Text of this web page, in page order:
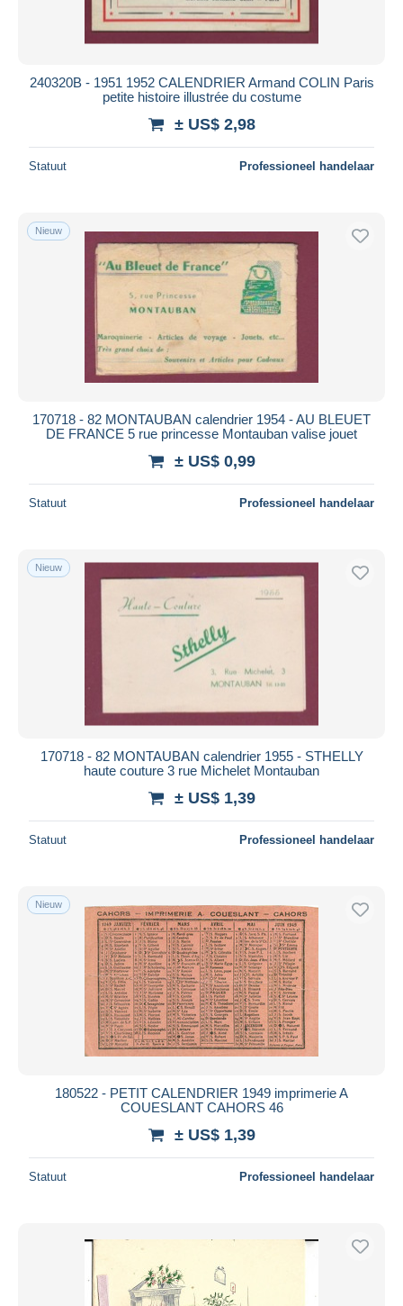
240320B - 1951 1952 CALENDRIER Armand COLIN Paris
petite histoire illustrée du costume
± US$ 2,98
Statuut Professioneel handelaar
Nieuw
170718 - 82 MONTAUBAN calendrier 1954 - AU BLEUET
DE FRANCE 5 rue princesse Montauban valise jouet
± US$ 0,99
Statuut Professioneel handelaar
Nieuw
170718 - 82 MONTAUBAN calendrier 1955 - STHELLY
haute couture 3 rue Michelet Montauban
± US$ 1,39
Statuut Professioneel handelaar
Nieuw
180522 - PETIT CALENDRIER 1949 imprimerie A
COUESLANT CAHORS 46
± US$ 1,39
Statuut Professioneel handelaar